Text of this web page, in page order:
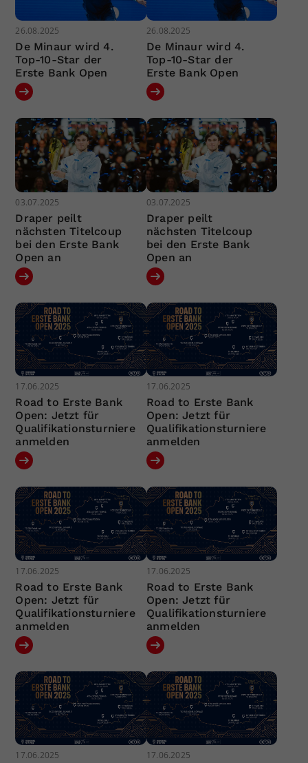
26.08.2025
De Minaur wird 4.
Top-10-Star der
Erste Bank Open
26.08.2025
De Minaur wird 4.
Top-10-Star der
Erste Bank Open
03.07.2025
Draper peilt
nächsten Titelcoup
bei den Erste Bank
Open an
03.07.2025
Draper peilt
nächsten Titelcoup
bei den Erste Bank
Open an
17.06.2025
Road to Erste Bank
Open: Jetzt für
Qualifikationsturniere
anmelden
17.06.2025
Road to Erste Bank
Open: Jetzt für
Qualifikationsturniere
anmelden
17.06.2025
Road to Erste Bank
Open: Jetzt für
Qualifikationsturniere
anmelden
17.06.2025
Road to Erste Bank
Open: Jetzt für
Qualifikationsturniere
anmelden
17.06.2025 17.06.2025